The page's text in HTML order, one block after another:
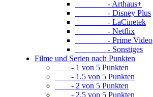
- Arthaus+
- Disney Plus
- LaCinetek
- Netflix
- Prime Video
- Sonstiges
Filme und Serien nach Punkten
- 1 von 5 Punkten
- 1.5 von 5 Punkten
- 2 von 5 Punkten
- 2.5 von 5 Punkten